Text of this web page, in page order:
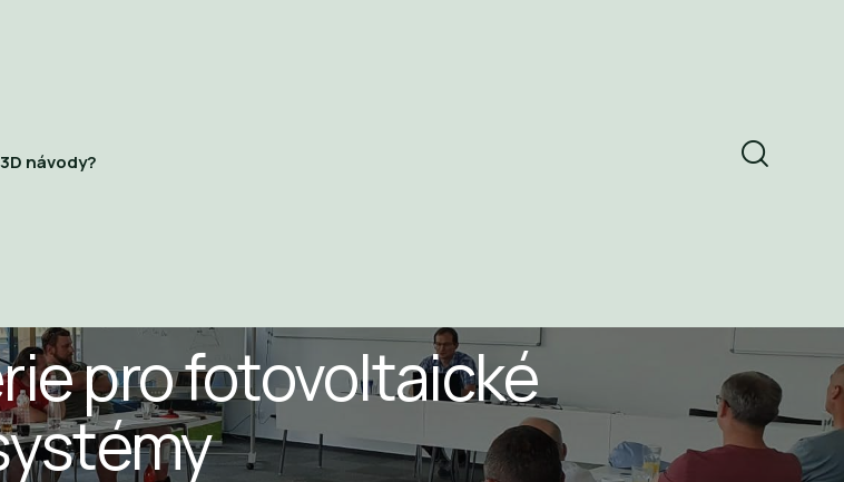
návody?
pro fotovoltaické